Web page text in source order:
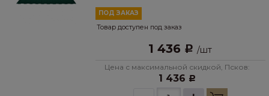
ПОД ЗАКАЗ
Товар доступен под заказ
1 436 Р /шт
Цена с максимальной скидкой, Псков:
1 436 Р